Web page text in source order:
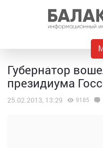
Губернатор
президиума
25.02.2013, 13:29 9185